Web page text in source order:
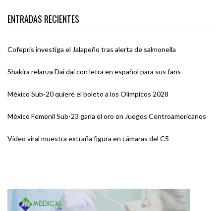
ENTRADAS RECIENTES
Cofepris investiga el Jalapeño tras alerta de salmonella
Shakira relanza Dai dai con letra en español para sus fans
México Sub-20 quiere el boleto a los Olímpicos 2028
México Femenil Sub-23 gana el oro en Juegos Centroamericanos
Video viral muestra extraña figura en cámaras del C5